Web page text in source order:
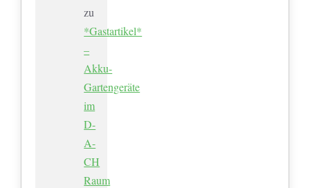
zu
*Gastartikel*
–
Akku-
Gartengeräte
im
D-
A-
CH
Raum